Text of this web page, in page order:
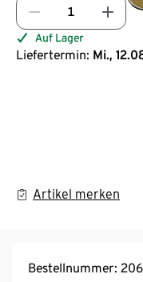
Auf Lager
Liefertermin: Mi.,
Artikel merken
Bestellnummer: